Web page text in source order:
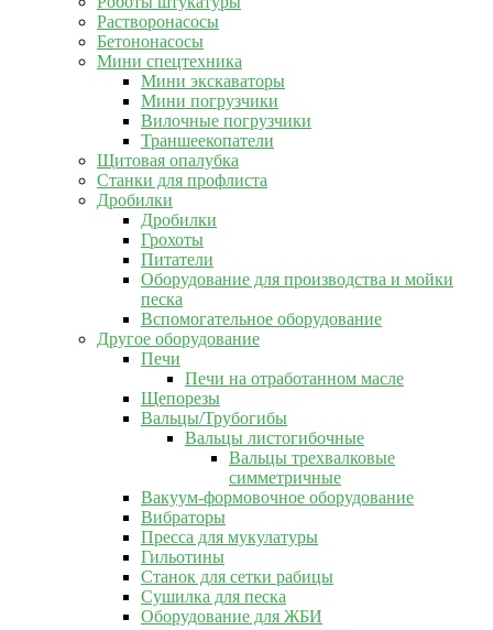
Растворонасосы
Бетононасосы
Мини спецтехника
Мини экскаваторы
Мини погрузчики
Вилочные погрузчики
Траншеекопатели
Щитовая опалубка
Станки для профлиста
Дробилки
Дробилки
Грохоты
Питатели
Оборудование для производства и мойки
песка
Вспомогательное оборудование
Другое оборудование
Печи
Печи на отработанном масле
Щепорезы
Вальцы/Трубогибы
Вальцы листогибочные
Вальцы трехвалковые
симметричные
Вакуум-формовочное оборудование
Вибраторы
Пресса для мукулатуры
Гильотины
Станок для сетки рабицы
Сушилка для песка
Оборудование для ЖБИ